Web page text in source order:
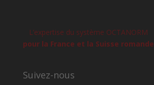
L’expertise du système OCTANORM
pour la France et la Suisse romande
Suivez-nous